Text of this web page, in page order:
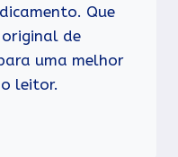
Que
de
uma melhor
leitor.